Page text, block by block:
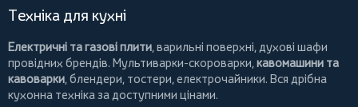
Техніка для кухні
Електричні та газові плити, варильні поверхні, духові шафи
провідних брендів. Мультиварки-скороварки, кавомашини та
кавоварки, блендери, тостери, електрочайники. Вся дрібна
кухонна техніка за доступними цінами.